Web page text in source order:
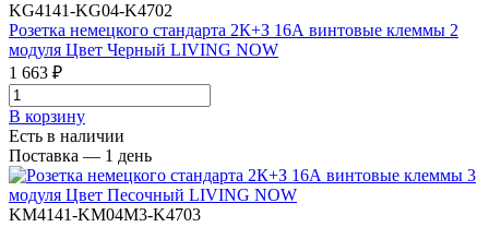
KG4141-KG04-K4702
Розетка немецкого стандарта 2К+З 16А винтовые клеммы 2
модуля Цвет Черный LIVING NOW
1 663 ₽
В корзинy
Есть в наличии
Поставка — 1 день
KM4141-KM04M3-K4703